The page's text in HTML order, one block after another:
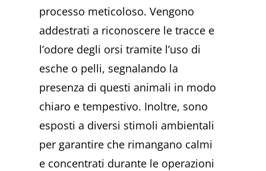
processo meticoloso. Vengono
addestrati a riconoscere le tracce e
l’odore degli orsi tramite l’uso di
esche o pelli, segnalando la
presenza di questi animali in modo
chiaro e tempestivo. Inoltre, sono
esposti a diversi stimoli ambientali
per garantire che rimangano calmi
e concentrati durante le operazioni